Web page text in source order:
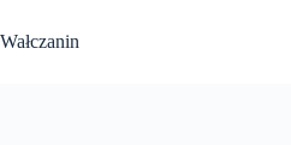
do
treści
Wałczanin